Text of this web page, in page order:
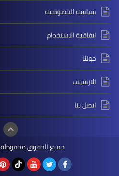
سياسة الخصوصية
اتفاقية الاستخدام
حولنا
الارشيف
اتصل بنا
جميع الحقوق محفوظة